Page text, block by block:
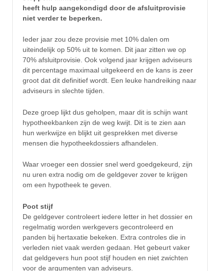
heeft hulp aangekondigd door de afsluitprovisie
niet verder te beperken.
Ieder jaar zou deze provisie met 10% dalen om
uiteindelijk op 50% uit te komen. Dit jaar zitten we op
70% afsluitprovisie. Ook volgend jaar krijgen adviseurs
dit percentage maximaal uitgekeerd en de kans is zeer
groot dat dit definitief wordt. Een leuke handreiking naar
adviseurs in slechte tijden.
Deze groep lijkt dus geholpen, maar dit is schijn want
hypotheekbanken zijn de weg kwijt. Dit is te zien aan
hun werkwijze en blijkt uit gesprekken met diverse
mensen die hypotheekdossiers afhandelen.
Waar vroeger een dossier snel werd goedgekeurd, zijn
nu uren extra nodig om de geldgever zover te krijgen
om een hypotheek te geven.
Poot stijf
De geldgever controleert iedere letter in het dossier en
regelmatig worden werkgevers gecontroleerd en
panden bij hertaxatie bekeken. Extra controles die in
verleden niet vaak werden gedaan. Het gebeurt vaker
dat geldgevers hun poot stijf houden en niet zwichten
voor de argumenten van adviseurs.